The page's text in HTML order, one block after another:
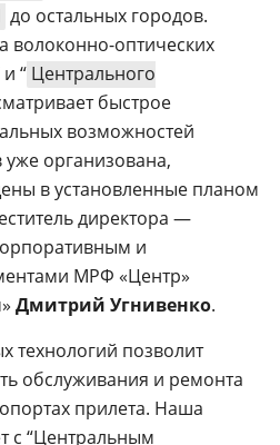
до остальных городов.
волоконно-оптических
и “ Центрального
быстрое
возможностей
уже организована,
в установленные планом
директора —
и
МРФ «Центр»
Дмитрий Угнивенко.
технологий позволит
обслуживания и ремонта
прилета. Наша
с “Центральным